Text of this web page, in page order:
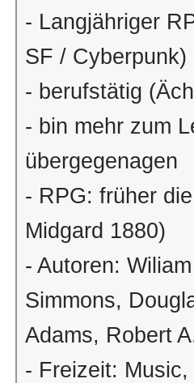
- Langjähriger
SF / Cyberpunk)
- berufstätig
- bin mehr zum
übergegenagen
- RPG: früher
Midgard 1880)
- Autoren:
Simmons,
Adams, Robert
- Freizeit: